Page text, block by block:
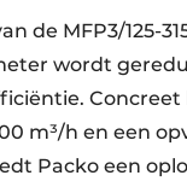
de MFP3/125-
wordt
m³/h en een
Packo een